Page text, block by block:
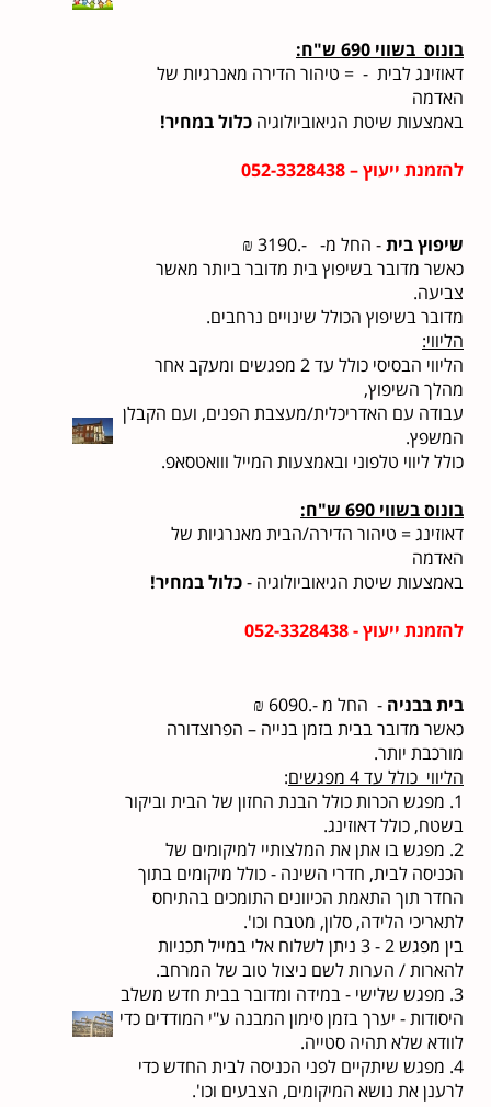
בונוס בשווי 690 ש"ח:
דאוזינג לבית - = טיהור הדירה מאנרגיות של
האדמה
באמצעות שיטת הגיאוביולוגיה כלול במחיר!
להזמנת ייעוץ – 052-3328438
שיפוץ בית- החל מ- -.3190
₪
כאשר מדובר בשיפוץ בית מדובר ביותר מאשר
צביעה.
מדובר בשיפוץ הכולל שינויים נרחבים.
הליווי:
הליווי הבסיסי כולל עד 2 מפגשים ומעקב אחר
מהלך השיפוץ,
עבודה עם האדריכלית/מעצבת הפנים, ועם הקבלן
המשפץ.
כולל ליווי טלפוני ובאמצעות המייל ווואטסאפ.
בונוס בשווי 690 ש"ח:
דאוזינג = טיהור הדירה/הבית מאנרגיות של
האדמה
באמצעות שיטת הגיאוביולוגיה -כלול במחיר!
להזמנת ייעוץ - 052-3328438
בית בבניה - החל מ -.6090 ₪
כאשר מדובר בבית בזמן בנייה – הפרוצדורה
מורכבת יותר.
הליווי כולל עד 4 מפגשים
:
1. מפגש הכרות כולל הבנת החזון של הבית וביקור
בשטח, כולל דאוזינג.
2. מפגש בו אתן את המלצותיי למיקומים של
הכניסה לבית, חדרי השינה - כולל מיקומים בתוך
החדר תוך התאמת הכיוונים התומכים בהתיחס
לתאריכי הלידה, סלון, מטבח וכו'.
בין מפגש 2 - 3 ניתן לשלוח אלי במייל תכניות
להארות / הערות לשם ניצול טוב של המרחב.
3. מפגש שלישי - במידה ומדובר בבית חדש משלב
היסודות - יערך בזמן סימון המבנה ע"י המודדים כדי
לוודא שלא תהיה סטייה.
4. מפגש שיתקיים לפני הכניסה לבית החדש כדי
לרענן את נושא המיקומים, הצבעים וכו'.